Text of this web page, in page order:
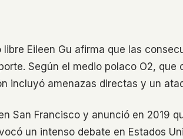
libre Eileen Gu afirma que las
Según el medio polaco O2,
incluyó amenazas directas y un
San Francisco y anunció en 2019
un intenso debate en Estados